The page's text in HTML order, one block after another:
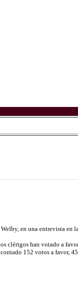
en una entrevista en
clérigos han votado a
152 votos a favor,